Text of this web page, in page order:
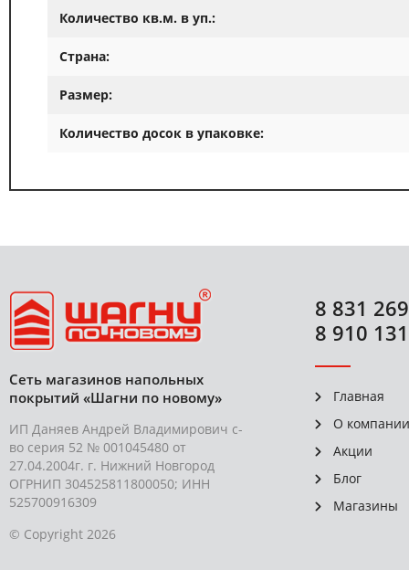
Количество кв.м. в уп.:
Страна:
Размер:
Количество досок в упаковке:
Сеть магазинов напольных
покрытий «Шагни по новому»
ИП Даняев Андрей Владимирович с-
во серия 52 № 001045480 от
27.04.2004г. г. Нижний Новгород
ОГРНИП 304525811800050; ИНН
525700916309
© Copyright 2026
8 831
8 910
Главная
О компании
Акции
Блог
Магазины